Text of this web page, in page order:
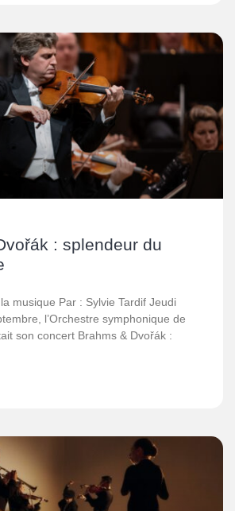
: splendeur du
musique Par : Sylvie Tardif Jeudi
l’Orchestre symphonique de
son concert Brahms & Dvořák :